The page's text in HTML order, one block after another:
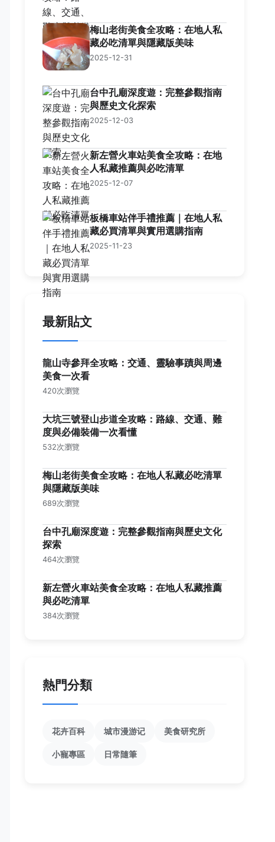
梅山老街美食全攻略：在地人私
藏必吃清單與隱藏版美味
2025-12-31
台中孔廟深度遊：完整參觀指南
與歷史文化探索
2025-12-03
新左營火車站美食全攻略：在地
人私藏推薦與必吃清單
2025-12-07
板橋車站伴手禮推薦｜在地人私
藏必買清單與實用選購指南
2025-11-23
最新貼文
龍山寺參拜全攻略：交通、靈驗事蹟與周邊
美食一次看
420次瀏覽
大坑三號登山步道全攻略：路線、交通、難
度與必備裝備一次看懂
532次瀏覽
梅山老街美食全攻略：在地人私藏必吃清單
與隱藏版美味
689次瀏覽
台中孔廟深度遊：完整參觀指南與歷史文化
探索
464次瀏覽
新左營火車站美食全攻略：在地人私藏推薦
與必吃清單
384次瀏覽
熱門分類
花卉百科 城市漫游记 美食研究所
小寵專區 日常隨筆